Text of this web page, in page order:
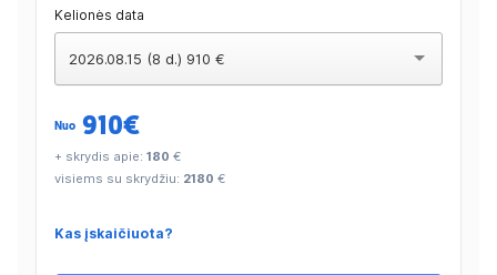
Kelionės data
2026.08.15 (8 d.) 910 €
Nuo 910€
+ skrydis apie: 180 €
visiems su skrydžiu: 2180 €
Kas įskaičiuota?